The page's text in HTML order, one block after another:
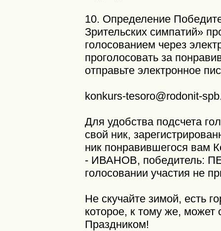
10. Определение
Зрительских симпатий»
голосованием через
проголосовать за
отправьте электронное
konkurs-tesoro@rodonit-
Для удобства подсчета
свой ник,
ник понравившегося вам
- ИВАНОВ, победитель:
голосовании участия не
Не скучайте зимой, есть
которое, к тому же, может
Праздником!